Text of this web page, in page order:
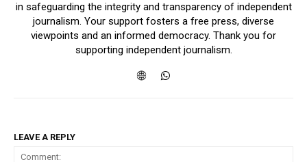
00:00 12:27
NURTURING CREATIVITY – KEEKLI CHARITABLE TRUST, SHIMLA
in safeguarding the integrity and transparency of independent
journalism. Your support fosters a free press, diverse
viewpoints and an informed democracy. Thank you for
supporting independent journalism.
LEAVE A REPLY